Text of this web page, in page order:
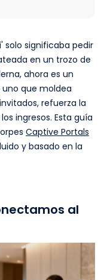
solo significaba pedir
en un trozo de
ahora es un
que moldea
refuerza la
ingresos. Esta guía
Captive Portals
y basado en la
al